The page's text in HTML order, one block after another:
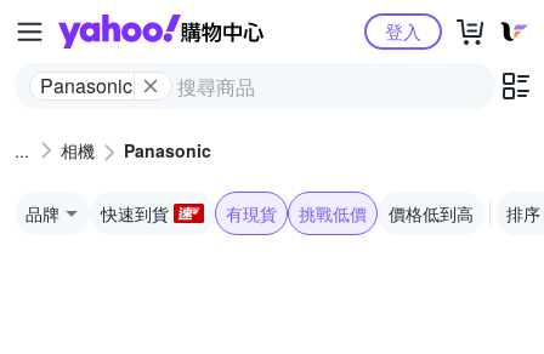
Yahoo購物中心
Panasonic
登入
相機 Panasonic
品牌 快速到貨 有現貨 挑戰低價 價格低到高 排序